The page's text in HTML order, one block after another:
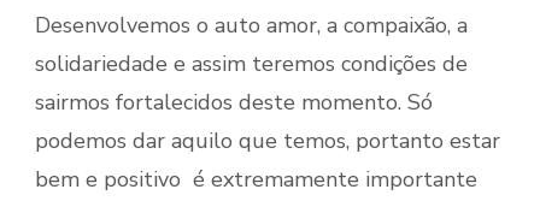
Desenvolvemos o auto amor, a compaixão, a
solidariedade e assim teremos condições de
sairmos fortalecidos deste momento. Só
podemos dar aquilo que temos, portanto estar
bem e positivo é extremamente importante